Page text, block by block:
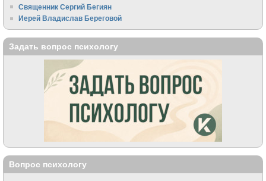
Священник Сергий Бегиян
Иерей Владислав Береговой
Задать вопрос психологу
Вопрос психологу